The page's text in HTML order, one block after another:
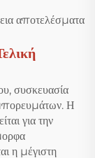
αποτελέσματα
συσκευασία
Η
για την
η μέγιστη